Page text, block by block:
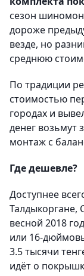
сезон
дороже
везде, но
среднюю
По традиции
стоимостью
городах и
денег возьмут
монтаж с
Где дешевле?
Доступнее
Талдыкоргане,
весной 2018
или 16-
3.5 тысячи
идёт о